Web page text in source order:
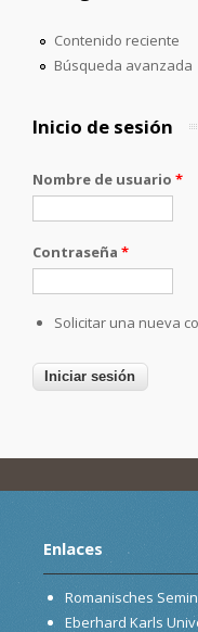
Contenido reciente
Búsqueda avanzada
Inicio de sesión
Nombre de usuario *
Contraseña *
Solicitar una nueva
Enlaces
Romanisches
Eberhard Karls